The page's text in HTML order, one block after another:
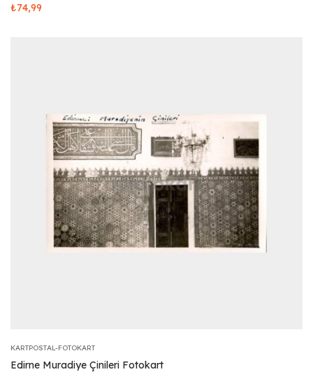
₺74,99
KARTPOSTAL-FOTOKART
Edirne Muradiye Çinileri Fotokart